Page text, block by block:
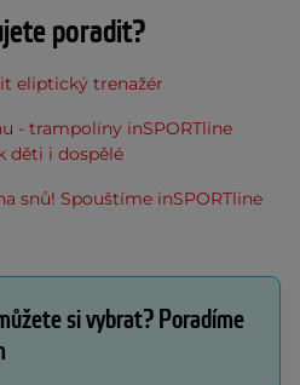
poradit?
eliptický trenažér
- trampolíny inSPORTline
děti i dospělé
snů! Spouštíme inSPORTline
si vybrat? Poradíme